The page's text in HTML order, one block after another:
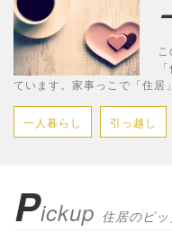
ています。家事っこで「住居
一人暮らし 引っ越し
Pickup 住居のピ